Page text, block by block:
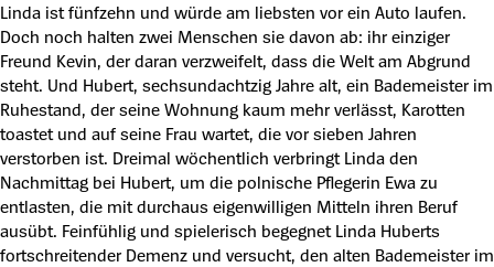
Linda ist fünfzehn und würde am liebsten vor ein Auto laufen.
Doch noch halten zwei Menschen sie davon ab: ihr einziger
Freund Kevin, der daran verzweifelt, dass die Welt am Abgrund
steht. Und Hubert, sechsundachtzig Jahre alt, ein Bademeister im
Ruhestand, der seine Wohnung kaum mehr verlässt, Karotten
toastet und auf seine Frau wartet, die vor sieben Jahren
verstorben ist. Dreimal wöchentlich verbringt Linda den
Nachmittag bei Hubert, um die polnische Pflegerin Ewa zu
entlasten, die mit durchaus eigenwilligen Mitteln ihren Beruf
ausübt. Feinfühlig und spielerisch begegnet Linda Huberts
fortschreitender Demenz und versucht, den alten Bademeister im